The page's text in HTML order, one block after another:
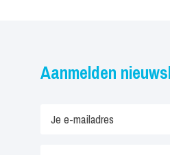
Incl. monitorset
Incl. techniek
Aanmelden